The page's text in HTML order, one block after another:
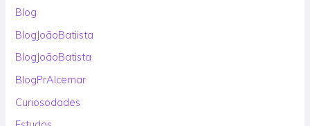
Blog
BlogJoãoBatiista
BlogJoãoBatista
BlogPrAlcemar
Curiosodades